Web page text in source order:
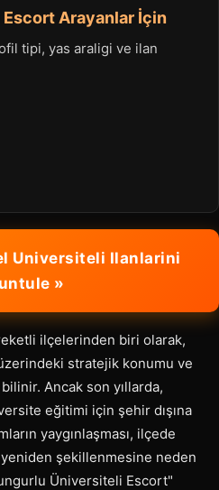
Arayanlar İçin
tipi, yas araligi ve ilan
Universiteli Ilanlarini
»
ilçelerinden biri olarak,
stratejik konumu ve
Ancak son yıllarda,
eğitimi için şehir dışına
yaygınlaşması, ilçede
şekillenmesine neden
Üniversiteli Escort"